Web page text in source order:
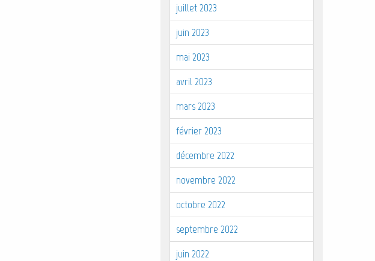
juillet 2023
juin 2023
mai 2023
avril 2023
mars 2023
février 2023
décembre 2022
novembre 2022
octobre 2022
septembre 2022
juin 2022